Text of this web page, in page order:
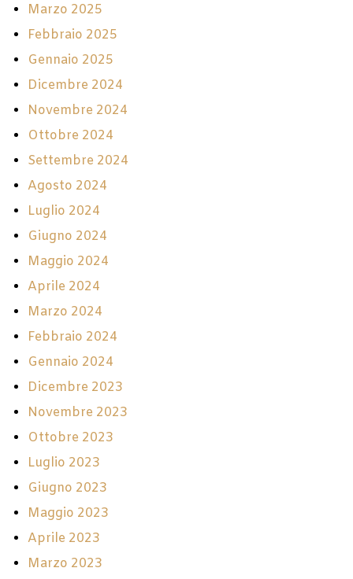
Marzo 2025
Febbraio 2025
Gennaio 2025
Dicembre 2024
Novembre 2024
Ottobre 2024
Settembre 2024
Agosto 2024
Luglio 2024
Giugno 2024
Maggio 2024
Aprile 2024
Marzo 2024
Febbraio 2024
Gennaio 2024
Dicembre 2023
Novembre 2023
Ottobre 2023
Luglio 2023
Giugno 2023
Maggio 2023
Aprile 2023
Marzo 2023